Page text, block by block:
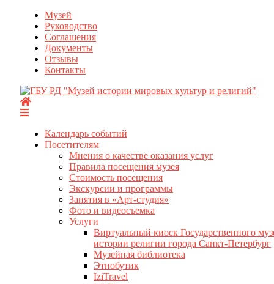
Перейти
содержимому
Музей
Руководство
Соглашения
Документы
Отзывы
Контакты
Календарь событий
Посетителям
Мнения о качестве оказания услуг
Правила посещения музея
Стоимость посещения
Экскурсии и программы
Занятия в «Арт-студия»
Фото и видеосъемка
Услуги
Виртуальный киоск Государственного
истории религии города Санкт-Петербург
Музейная библиотека
Этнобутик
IziTravel